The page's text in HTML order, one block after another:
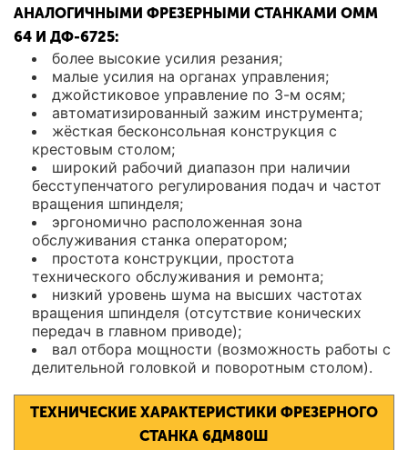
АНАЛОГИЧНЫМИ ФРЕЗЕРНЫМИ СТАНКАМИ ОММ
64 И ДФ-6725:
более высокие усилия резания;
малые усилия на органах управления;
джойстиковое управление по 3-м осям;
автоматизированный зажим инструмента;
жёсткая бесконсольная конструкция с
крестовым столом;
широкий рабочий диапазон при наличии
бесступенчатого регулирования подач и частот
вращения шпинделя;
эргономично расположенная зона
обслуживания станка оператором;
простота конструкции, простота
технического обслуживания и ремонта;
низкий уровень шума на высших частотах
вращения шпинделя (отсутствие конических
передач в главном приводе);
вал отбора мощности (возможность работы с
делительной головкой и поворотным столом).
ТЕХНИЧЕСКИЕ ХАРАКТЕРИСТИКИ ФРЕЗЕРНОГО
СТАНКА 6ДМ80Ш